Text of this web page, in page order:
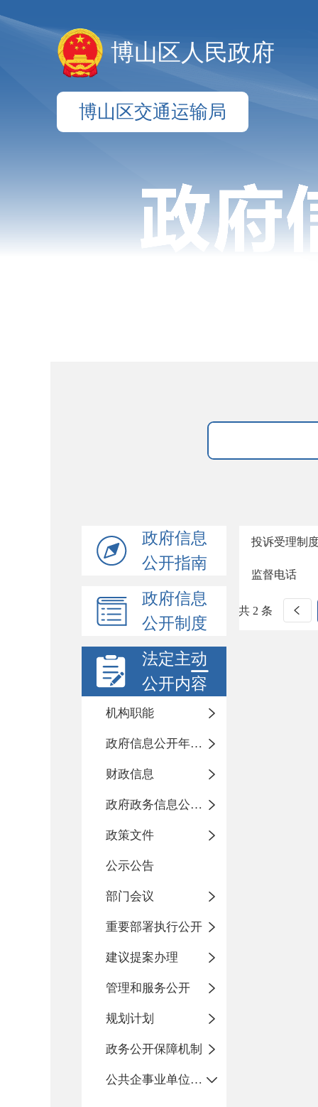
博山区人民政府
博山区交通运输局
政府信息
公开指南
政府信息
公开制度
法定主动
公开内容
机构职能
政府信息公开年度报告
财政信息
政府政务信息公开目录
政策文件
公示公告
部门会议
重要部署执行公开
建议提案办理
管理和服务公开
规划计划
政务公开保障机制
公共企事业单位信息公开
投诉受理制
监督电话
共 2 条